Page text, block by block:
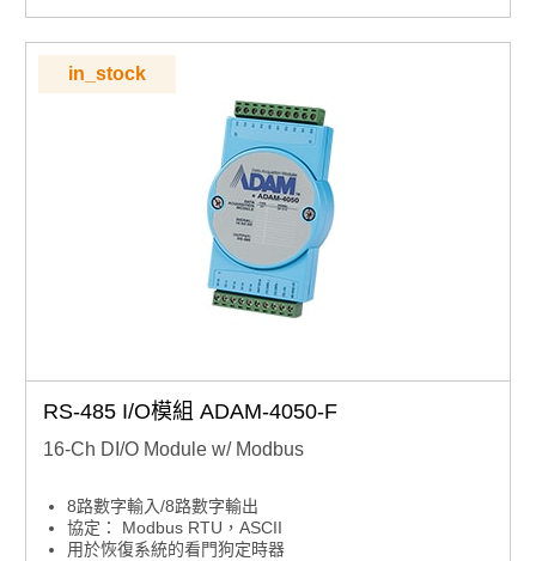
in_stock
RS-485 I/O模組 ADAM-4050-F
16-Ch DI/O Module w/ Modbus
8路數字輸入/8路數字輸出
協定： Modbus RTU，ASCII
用於恢復系統的看門狗定時器